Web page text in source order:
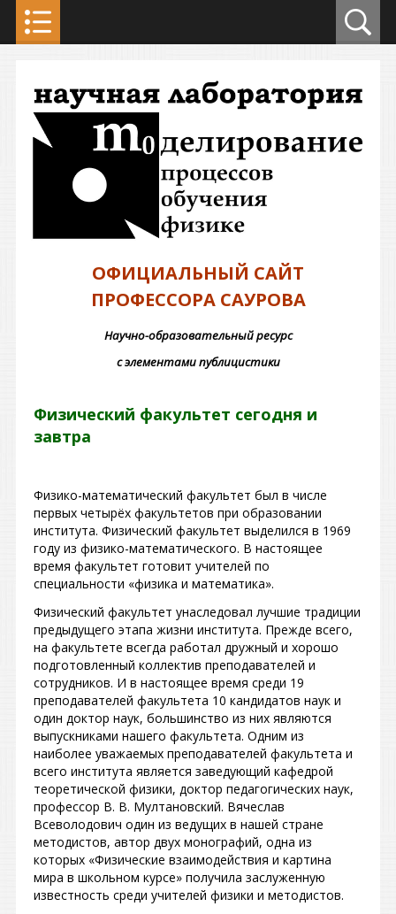
ОФИЦИАЛЬНЫЙ САЙТ
ПРОФЕССОРА САУРОВА
Научно-образовательный ресурс
с элементами публицистики
Физический факультет сегодня и
завтра
Физико-математический факультет был в числе
первых четырёх факультетов при образовании
института. Физический факультет выделился в 1969
году из физико-математического. В настоящее
время факультет готовит учителей по
специальности «физика и математика».
Физический факультет унаследовал лучшие традиции
предыдущего этапа жизни института. Прежде всего,
на факультете всегда работал дружный и хорошо
подготовленный коллектив преподавателей и
сотрудников. И в настоящее время среди 19
преподавателей факультета 10 кандидатов наук и
один доктор наук, большинство из них являются
выпускниками нашего факультета. Одним из
наиболее уважаемых преподавателей факультета и
всего института является заведующий кафедрой
теоретической физики, доктор педагогических наук,
профессор В. В. Мултановский. Вячеслав
Всеволодович один из ведущих в нашей стране
методистов, автор двух монографий, одна из
которых «Физические взаимодействия и картина
мира в школьном курсе» получила заслуженную
известность среди учителей физики и методистов.